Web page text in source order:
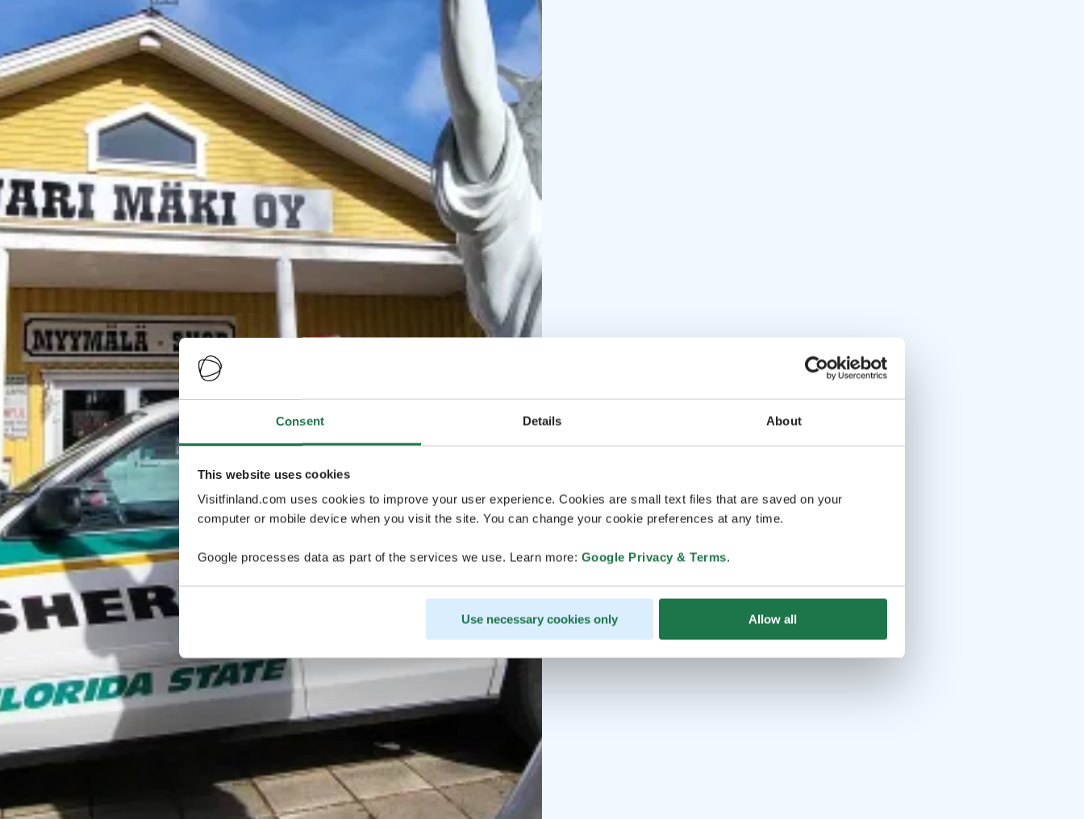
Consent Details About
This website uses cookies
Visitfinland.com uses cookies to improve your user experience. Cookies are small text files that are saved on your
computer or mobile device when you visit the site. You can change your cookie preferences at any time.
Google processes data as part of the services we use. Learn more: Google Privacy & Terms.
Use necessary cookies only Allow all